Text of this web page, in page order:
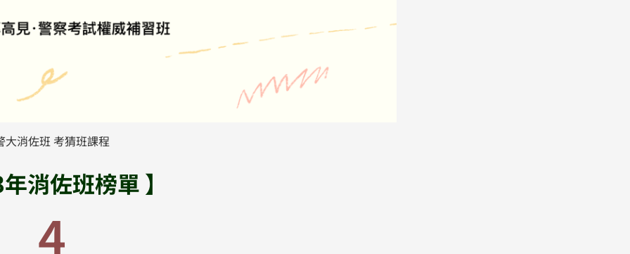
大消佐班 考猜班課程
消佐班榜單 】
4